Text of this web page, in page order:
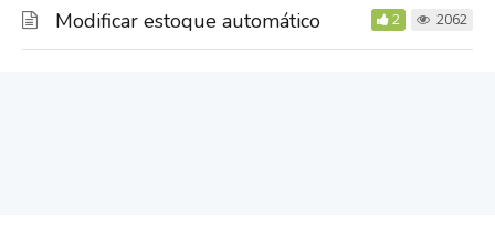
Modificar estoque automático 2 2062